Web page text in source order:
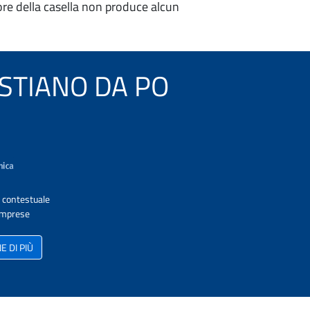
della casella non produce alcun
DA PO
contestuale
DI PIÙ